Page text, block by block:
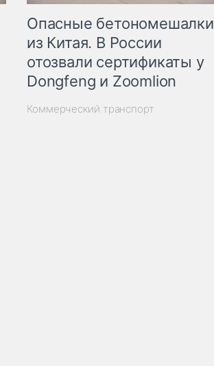
Опасные бетономешалки
из Китая. В России
отозвали сертификаты у
Dongfeng и Zoomlion
Коммерческий транспорт